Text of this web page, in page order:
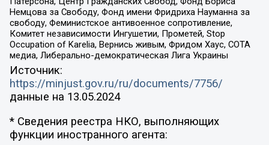
Немцова за Свободу, Фонд имени Фридриха Науманна за
свободу, Феминистское антивоенное сопротивление,
Комитет независимости Ингушетии, Прометей, Stop
Occupation of Karelia, Вернись живым, Фридом Хаус, СОТА
медиа, Либерально-демократическая Лига Украины
Источник:
https://minjust.gov.ru/ru/documents/7756/
данные на 13.05.2024
* Сведения реестра НКО, выполняющих
функции иностранного агента: